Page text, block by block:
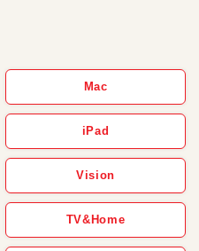
Mac
iPad
Vision
TV&Home